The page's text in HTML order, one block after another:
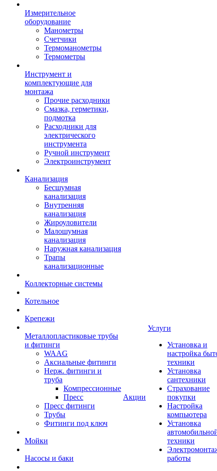
Измерительное
оборудование
Манометры
Счетчики
Термоманометры
Термометры
Инструмент и
комплектующие для
монтажа
Прочие расходники
Смазка, герметики,
подмотка
Расходники для
электрического
инструмента
Ручной инструмент
Электроинструмент
Канализация
Бесшумная
канализация
Внутренняя
канализация
Жироуловители
Малошумная
канализация
Наружная канализация
Трапы
канализационные
Коллекторные системы
Котельное
Крепежи
Металлопластиковые трубы
и фитинги
WAAG
Аксиальные фитинги
Нерж. фитинги и
труба
Компрессионные
Пресс
Пресс фитинги
Трубы
Фитинги под ключ
Мойки
Насосы и баки
Акции
Услуги
Установка и
настройка
техники
Установка
сантехники
Страхование
покупки
Настройка
компьютера
Установка
техники
работы